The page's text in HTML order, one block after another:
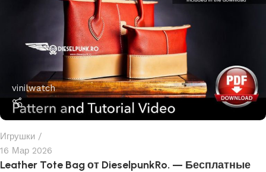
vinilwatch
Игрушки
16 Мар 2026
Leather Tote Bag от DieselpunkRo. — Бесплатные